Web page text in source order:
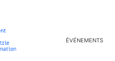
ÉVÉNEMENTS